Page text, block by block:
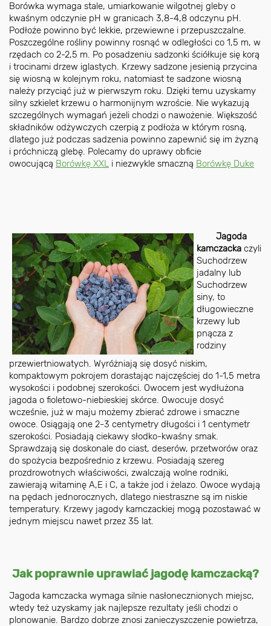
Borówka wymaga stale, umiarkowanie wilgotnej gleby o
kwaśnym odczynie pH w granicach 3,8-4,8 odczynu pH.
Podłoże powinno być lekkie, przewiewne i przepuszczalne.
Poszczególne rośliny powinny rosnąć w odległości co 1,5 m, w
rzędach co 2-2,5 m. Po posadzeniu sadzonki ściółkuje się korą
i trocinami drzew iglastych. Krzewy sadzone jesienią przycina
się wiosną w kolejnym roku, natomiast te sadzone wiosną
należy przyciąć już w pierwszym roku. Dzięki temu uzyskamy
silny szkielet krzewu o harmonijnym wzroście. Nie wykazują
szczególnych wymagań jeżeli chodzi o nawożenie. Większość
składników odżywczych czerpią z podłoża w którym rosną,
dlatego już podczas sadzenia powinno zapewnić się im żyzną
i próchniczą glebę. Polecamy do uprawy obficie
owocującą Borówkę XXL i niezwykle smaczną Borówkę Duke
Jagoda
kamczacka czyli
Suchodrzew
jadalny lub
Suchodrzew
siny, to
długowieczne
krzewy lub
pnącza z
rodziny
przewiertniowatych. Wyróżniają się dosyć niskim,
kompaktowym pokrojem dorastając najczęściej do 1-1,5 metra
wysokości i podobnej szerokości. Owocem jest wydłużona
jagoda o fioletowo-niebieskiej skórce. Owocuje dosyć
wcześnie, już w maju możemy zbierać zdrowe i smaczne
owoce. Osiągają one 2-3 centymetry długości i 1 centymetr
szerokości. Posiadają ciekawy słodko-kwaśny smak.
Sprawdzają się doskonale do ciast, deserów, przetworów oraz
do spożycia bezpośrednio z krzewu. Posiadają szereg
prozdrowotnych właściwości, zwalczają wolne rodniki,
zawierają witaminę A,E i C, a także jod i żelazo. Owoce wydają
na pędach jednorocznych, dlatego niestraszne są im niskie
temperatury. Krzewy jagody kamczackiej mogą pozostawać w
jednym miejscu nawet przez 35 lat.
Jak poprawnie uprawiać jagodę kamczacką?
Jagoda kamczacka wymaga silnie nasłonecznionych miejsc,
wtedy też uzyskamy jak najlepsze rezultaty jeśli chodzi o
plonowanie. Bardzo dobrze znosi zanieczyszczenie powietrza,